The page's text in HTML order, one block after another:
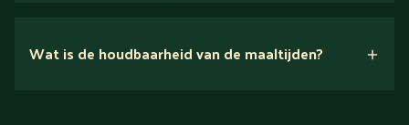
Wat is de houdbaarheid van de maaltijden?